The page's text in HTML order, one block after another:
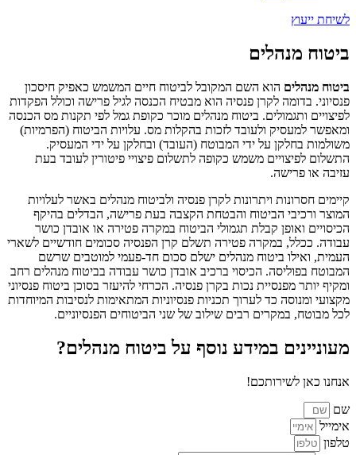
לשיחת ייעוץ
ביטוח מנהלים
ביטוח מנהלים הוא השם המקובל לביטוח חיים המשמש כאפיק חיסכון
פנסיוני. בדומה לקרן פנסיה הוא מבטיח הכנסה לגיל פרישה וכולל הפקדות
לפיצויים ותגמולים. ביטוח מנהלים מוכר כקופת גמל לפי תקנות מס הכנסה
ומאפשר למעסיק ולעובד לזכות בהקלות מס. עלויות הביטוח (הפרמיות)
משולמות בחלקן על ידי המבוטח (העובד) ובחלקן על ידי המעסיק.
התשלום לפיצויים משמש כקופה לתשלום פיצויי פיטורין לעובד בעת
עזיבה או פרישה.
קיימים חסרונות ויתרונות לקרן פנסיה ולביטוח מנהלים באשר לעלויות
המוצר ורכיבי הביטוח והבטחת הקצבה בעת פרישה, הבדלים בהיקף
הכיסויים ואופן קבלת תגמולי הביטוח במקרה פטירה או אובדן כושר
עבודה. ככלל, במקרה פטירה תשלם קרן הפנסיה סכומים חודשיים לשארי
העמית, ואילו ביטוח מנהלים ישלם סכום חד-פעמי למוטבים שרשם
המבוטח בפוליסה. הכיסוי ברכיב אובדן כושר עבודה בביטוח מנהלים רחב
ומקיף יותר מפנסיית נכות בקרן פנסיה. הכרחי להיעזר בסוכן ביטוח פנסיוני
מקצועי ומנוסה כד לערוך תכניות פנסיוניות המתאימות לנסיבות המיוחדות
לכל מבוטח, במקרים רבים שילוב של שני הביטוחים הפנסיוניים.
מעוניינים במידע נוסף על ביטוח מנהלים?
אנחנו כאן לשירותכם!
שם
אימייל
טלפון